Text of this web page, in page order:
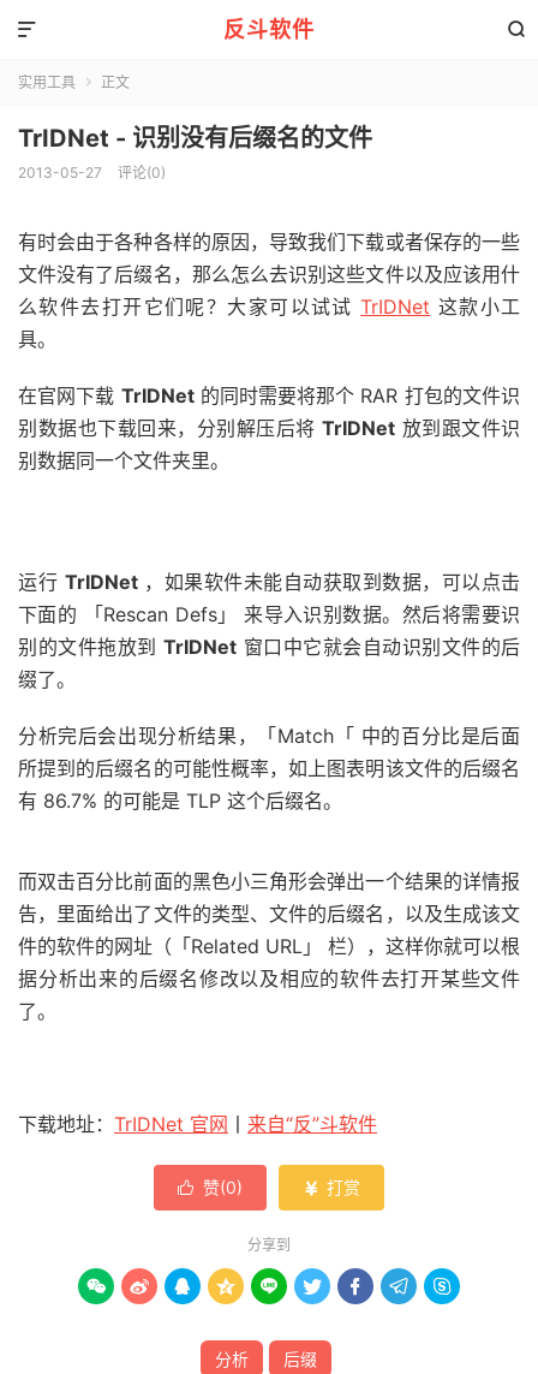
反斗软件 

实用工具  正文
TrIDNet - 识别没有后缀名的文件
2013-05-27 评论(0)
有时会由于各种各样的原因，导致我们下载或者保存的一些
文件没有了后缀名，那么怎么去识别这些文件以及应该用什
么软件去打开它们呢？大家可以试试TrIDNet 这款小工
具。
在官网下载 TrIDNet的同时需要将那个 RAR 打包的文件识
别数据也下载回来，分别解压后将 TrIDNet 放到跟文件识
别数据同一个文件夹里。
运行 TrIDNet，如果软件未能自动获取到数据，可以点击
下面的 「Rescan Defs」 来导入识别数据。然后将需要识
别的文件拖放到 TrIDNet 窗口中它就会自动识别文件的后
缀了。
分析完后会出现分析结果，「Match「 中的百分比是后面
所提到的后缀名的可能性概率，如上图表明该文件的后缀名
有 86.7% 的可能是 TLP 这个后缀名。
而双击百分比前面的黑色小三角形会弹出一个结果的详情报
告，里面给出了文件的类型、文件的后缀名，以及生成该文
件的软件的网址（「Related URL」 栏），这样你就可以根
据分析出来的后缀名修改以及相应的软件去打开某些文件
了。
下载地址： TrIDNet 官网 来自“反”斗软件
 赞(0)  打赏
分享到
        
分析 后缀